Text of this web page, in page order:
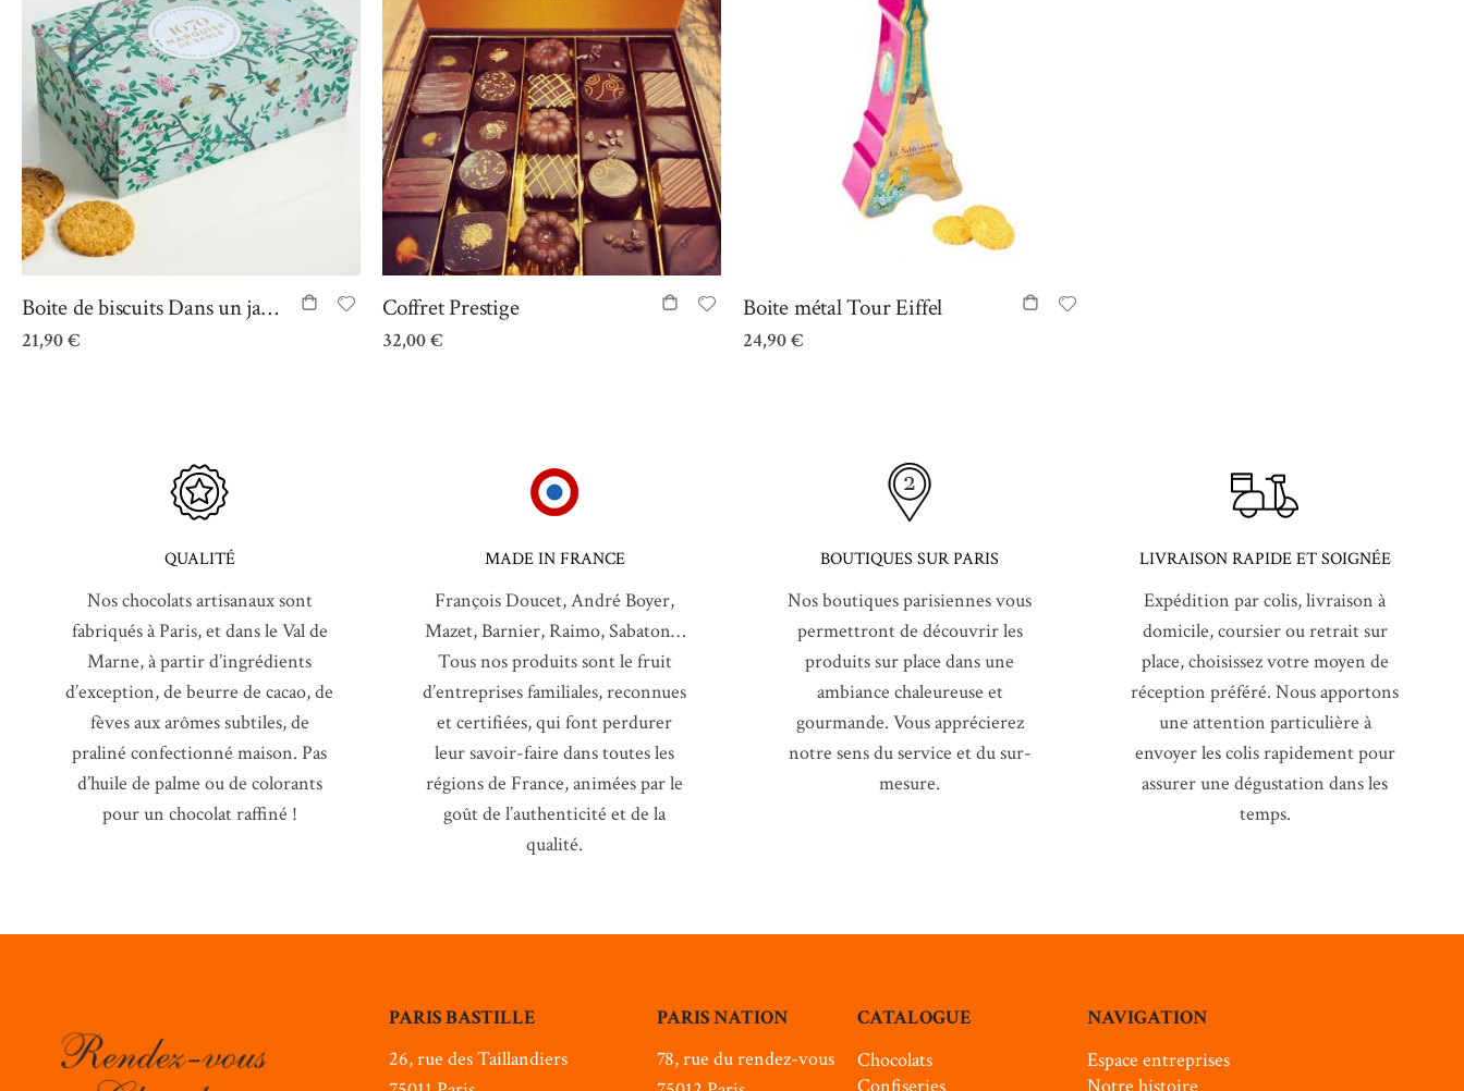
Boite de biscuits Dans un jardin
21,90 €
Coffret Prestige
32,00 €
Boite métal Tour Eiffel
24,90 €
QUALITÉ
Nos chocolats artisanaux sont
fabriqués à Paris, et dans le Val de
Marne, à partir d’ingrédients
d’exception, de beurre de cacao, de
fèves aux arômes subtiles, de
praliné confectionné maison. Pas
d’huile de palme ou de colorants
pour un chocolat raffiné !
MADE IN FRANCE
François Doucet, André Boyer,
Mazet, Barnier, Raimo, Sabaton…
Tous nos produits sont le fruit
d’entreprises familiales, reconnues
et certifiées, qui font perdurer
leur savoir-faire dans toutes les
régions de France, animées par le
goût de l’authenticité et de la
qualité.
BOUTIQUES SUR PARIS
Nos boutiques parisiennes vous
permettront de découvrir les
produits sur place dans une
ambiance chaleureuse et
gourmande. Vous apprécierez
notre sens du service et du sur-
mesure.
LIVRAISON RAPIDE ET SOIGNÉE
Expédition par colis, livraison à
domicile, coursier ou retrait sur
place, choisissez votre moyen de
réception préféré. Nous apportons
une attention particulière à
envoyer les colis rapidement pour
assurer une dégustation dans les
temps.
PARIS BASTILLE
26, rue des Taillandiers
PARIS NATION
78, rue du rendez-vous
CATALOGUE
Chocolats
Confiseries
NAVIGATION
Espace entreprises
Notre histoire